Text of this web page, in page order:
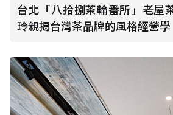
台北「八拾捌茶輪番所」老屋
玲親揭台灣茶品牌的風格經營學